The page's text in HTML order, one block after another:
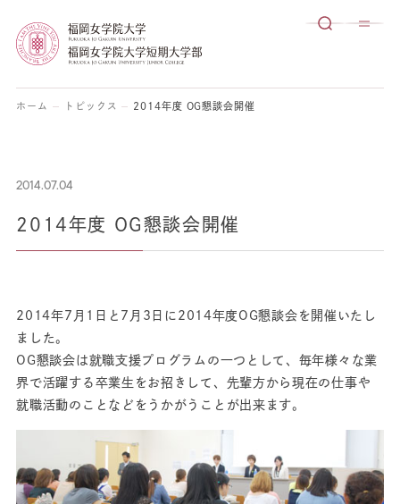
ホーム トピックス 2014年度 OG懇談会開催
2014.07.04
2014年度 OG懇談会開催
2014年7月1日と7月3日に2014年度OG懇談会を開催いたし
ました。
OG懇談会は就職支援プログラムの一つとして、毎年様々な業
界で活躍する卒業生をお招きして、先輩方から現在の仕事や
就職活動のことなどをうかがうことが出来ます。